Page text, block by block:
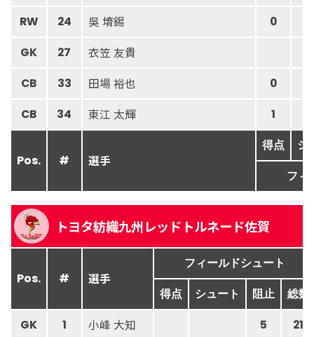
RW 24 吳 堉錫 0
GK 27 衣笠 友貴
CB 33 田場 裕也 0
CB 34 東江 太輝 1
Pos. # 選手
得点 シ
フィ
トヨタ紡織九州レッドトルネード佐賀
Pos. # 選手
フィールドシュート
得点 シュート 阻止 総数
GK 1 小峰 大知 5 21